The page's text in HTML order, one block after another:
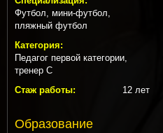
Футбол, мини-футбол,
пляжный футбол
Категория:
Педагог первой категории,
тренер С
Стаж работы:
12 лет
Образование